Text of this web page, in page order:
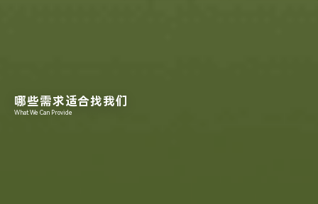
哪些需求适合找我们
What We Can Provide